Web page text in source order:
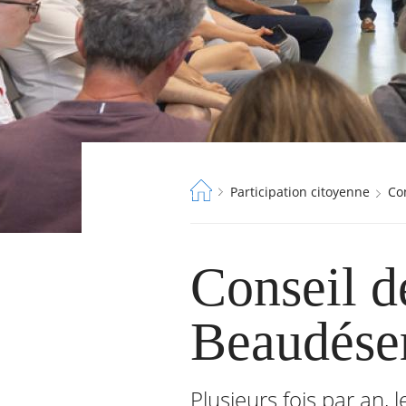
Fil
Participation citoyenne
Conseil
Plusieurs fois par an,